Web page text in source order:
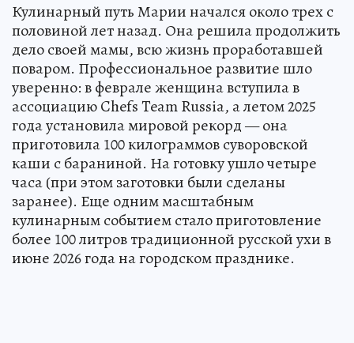
Кулинарный путь Марии начался около трех с
половиной лет назад. Она решила продолжить
дело своей мамы, всю жизнь проработавшей
поваром. Профессиональное развитие шло
уверенно: в феврале женщина вступила в
ассоциацию Chefs Team Russia, а летом 2025
года установила мировой рекорд — она
приготовила 100 килограммов суворовской
каши с бараниной. На готовку ушло четыре
часа (при этом заготовки были сделаны
заранее). Еще одним масштабным
кулинарным событием стало приготовление
более 100 литров традиционной русской ухи в
июне 2026 года на городском празднике.